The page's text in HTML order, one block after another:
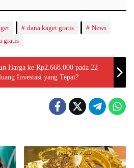
dana kaget gratis
News
gratis
Harga ke Rp2.668.000 pada 22
Investasi yang Tepat?